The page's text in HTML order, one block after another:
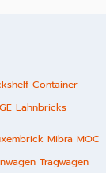
Container
Lahnbricks
Mibra MOC
Tragwagen